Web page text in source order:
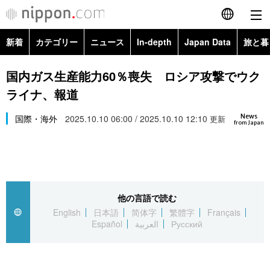
English
简体字
Русский
カテゴリー
経済・ビジネス
国際
トップ
アーカイブ
In-depth
Japan Data
新着 カテゴリー ニュース In-depth Japan Data 旅と
政治・外交
経済・ビジネス
Topics
国内ガス生産能力60％喪失 ロシア攻撃でウク
ライナ、報道
News
from Japan
国際・海外 2025.10.10 06:00 / 2025.10.10 12:10 更新
他の言語で読む
English
日本語 简体字 繁體字
Français
Español
العربية Русский